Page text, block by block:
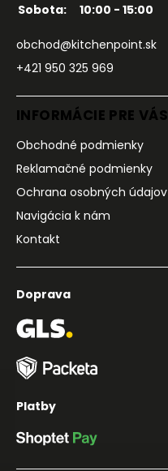
Sobota:
10:00 - 15:00
obchod@kitchenpoint.sk
+421 950 325 969
INFORMÁCIE PRE VÁS
Obchodné podmienky
Reklamačné podmienky
Ochrana osobných údajov
Navigácia k nám
Kontakt
Doprava
Platby